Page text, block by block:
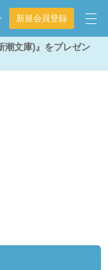
新規会員登録
潮文庫)』をプレゼン